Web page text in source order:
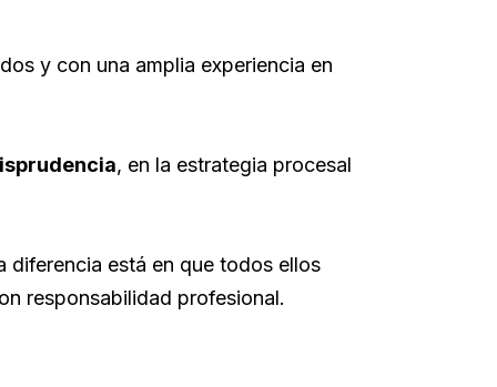
y con una amplia experiencia en
, en la estrategia procesal
diferencia está en que todos ellos
responsabilidad profesional.